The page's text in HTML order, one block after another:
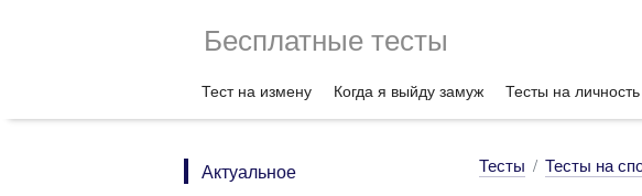
Бесплатные тесты
Тест на измену Когда я выйду замуж Тесты на личность
Актуальное Тесты Тесты на